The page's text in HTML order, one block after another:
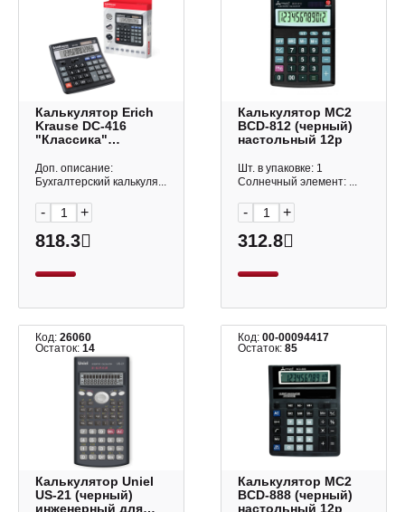
Калькулятор Erich
Krause DC-416
"Классика"
настольный, 16р
40416
Доп. описание:
Бухгалтерский калькуля...
- +
818.3
Калькулятор МС2
BCD-812 (черный)
настольный 12р
Шт. в упаковке: 1
Солнечный элемент: ...
- +
312.8
Код: 26060
Остаток: 14
Калькулятор Uniel
US-21 (черный)
инженерный для
Код:00-00094417
Остаток:85
Калькулятор МС2
BCD-888 (черный)
настольный 12р